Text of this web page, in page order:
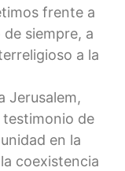
frente a
siempre, a
a la
Jerusalem,
testimonio de
en la
coexistencia